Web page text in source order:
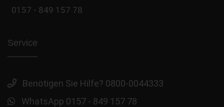
0157 - 849 157 78
Service
Benötigen Sie Hilfe? 0800-0044333
WhatsApp 0157 - 849 157 78